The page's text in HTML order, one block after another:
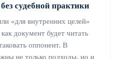
судебной практики
«для внутренних целей»
документ будет читать
оппонент. В
не только подходы, но и